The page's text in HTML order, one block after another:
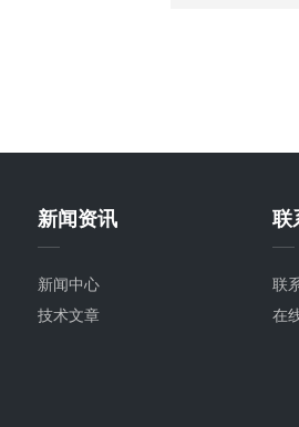
新闻资讯
新闻中心
技术文章
联
联
在